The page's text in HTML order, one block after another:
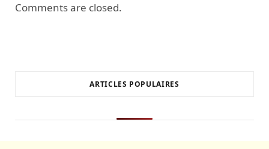
Comments are closed.
ARTICLES POPULAIRES